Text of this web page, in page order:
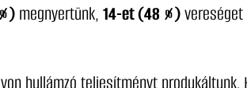
megnyertünk,14-et (48 %)
hullámzó teljesítményt